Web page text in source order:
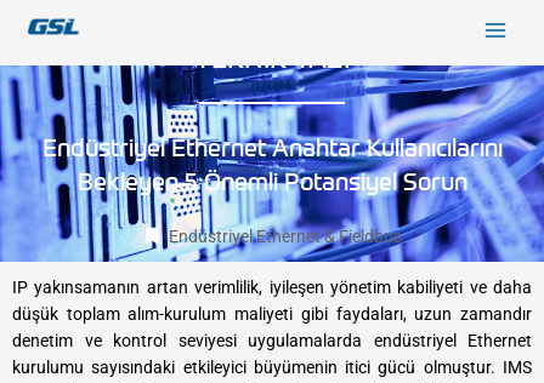
TEKNİK YAZI
Endüstriyel Ethernet Anahtar Kullanıcılarını
Bekleyen 5 Önemli Potansiyel Sorun
Endüstriyel Ethernet & Fieldbus
IP yakınsamanın artan verimlilik, iyileşen yönetim kabiliyeti ve daha
düşük toplam alım-kurulum maliyeti gibi faydaları, uzun zamandır
denetim ve kontrol seviyesi uygulamalarda endüstriyel Ethernet
kurulumu sayısındaki etkileyici büyümenin itici gücü olmuştur. IMS